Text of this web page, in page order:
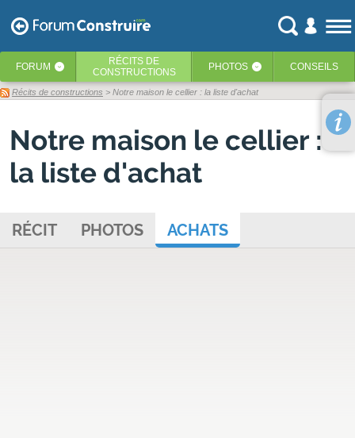
FORUM ‹ RÉCITS DE
CONSTRUCTIONS
PHOTOS ‹ CONSEILS
Récits de constructions > Notre maison le cellier : la liste d'achat
Notre maison le cellier :
la liste d'achat
RÉCIT PHOTOS ACHATS